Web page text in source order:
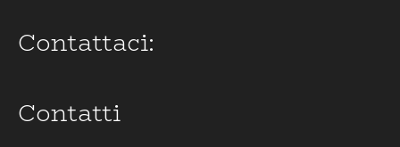
Contattaci:
Contatti